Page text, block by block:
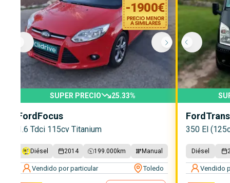
-1900€
SUPER PRECIO 25.33%
Ford Focus
1.6 Tdci 115cv Titanium
Diésel 2014 199.000 km Manual
Vendido por particular Toledo
Ford
350 El
Diésel
Vendido